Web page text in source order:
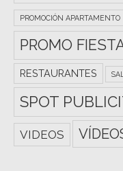
PROMOCIÓN APARTAMENTO
PROMO
RESTAURANTES
SPOT
VIDEOS